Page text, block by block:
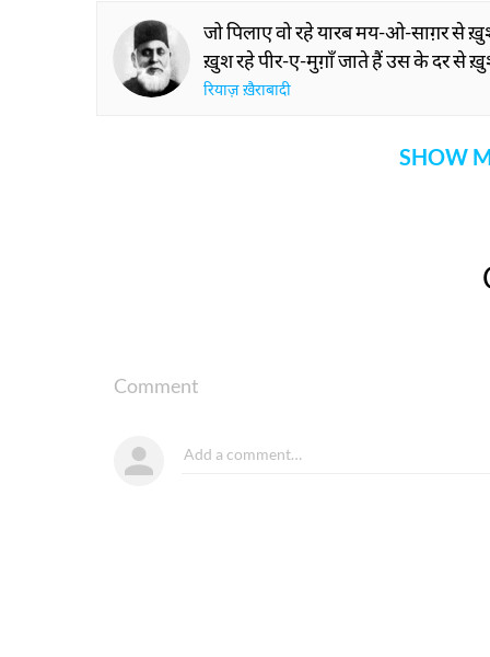
जो पिलाए वो रहे यारब मय-ओ-साग़र से
ख़ुश रहे पीर-ए-मुग़ाँ जाते हैं उस के दर से
रियाज़ ख़ैराबादी
SHOW
Comment